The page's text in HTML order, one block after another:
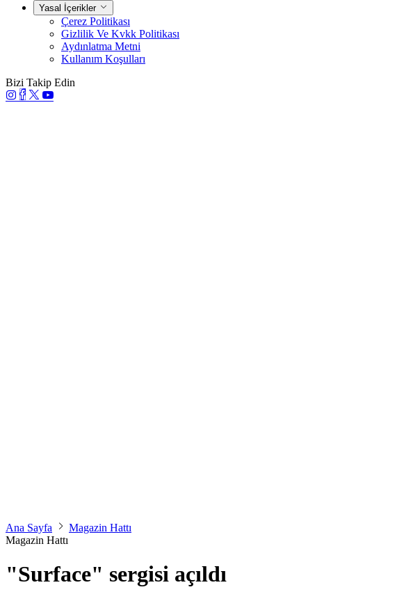
Yasal İçerikler
Çerez Politikası
Gizlilik Ve Kvkk Politikası
Aydınlatma Metni
Kullanım Koşulları
Bizi Takip Edin
Ana Sayfa
Magazin Hattı
Magazin Hattı
"Surface" sergisi açıldı